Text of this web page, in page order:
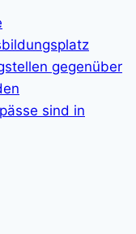
gegenüber
sind in